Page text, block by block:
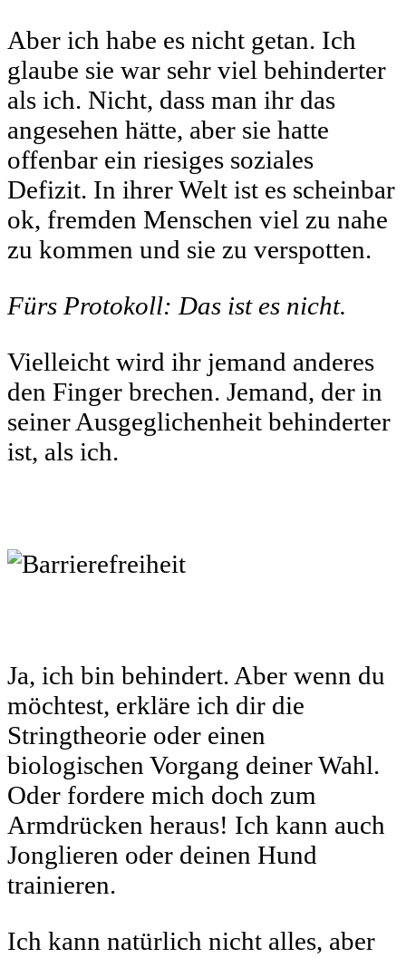
Aber ich habe es nicht getan. Ich
glaube sie war sehr viel behinderter
als ich. Nicht, dass man ihr das
angesehen hätte, aber sie hatte
offenbar ein riesiges soziales
Defizit. In ihrer Welt ist es scheinbar
ok, fremden Menschen viel zu nahe
zu kommen und sie zu verspotten.
Fürs Protokoll: Das ist es nicht.
Vielleicht wird ihr jemand anderes
den Finger brechen. Jemand, der in
seiner Ausgeglichenheit behinderter
ist, als ich.
Ja, ich bin behindert. Aber wenn du
möchtest, erkläre ich dir die
Stringtheorie oder einen
biologischen Vorgang deiner Wahl.
Oder fordere mich doch zum
Armdrücken heraus! Ich kann auch
Jonglieren oder deinen Hund
trainieren.
Ich kann natürlich nicht alles, aber